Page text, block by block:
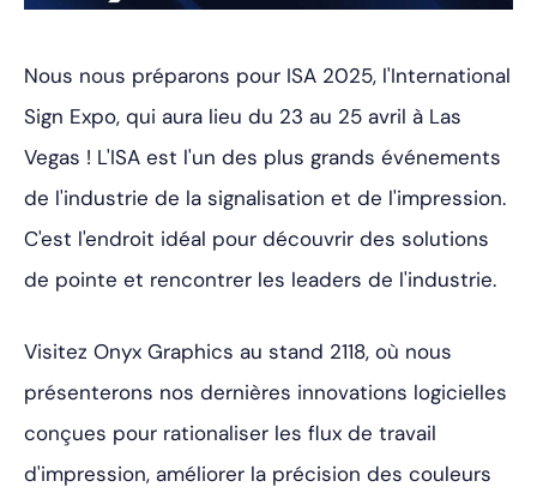
Nous nous préparons pour ISA 2025, l'International
Sign Expo, qui aura lieu du 23 au 25 avril à Las
Vegas ! L'ISA est l'un des plus grands événements
de l'industrie de la signalisation et de l'impression.
C'est l'endroit idéal pour découvrir des solutions
de pointe et rencontrer les leaders de l'industrie.
Visitez Onyx Graphics au stand 2118, où nous
présenterons nos dernières innovations logicielles
conçues pour rationaliser les flux de travail
d'impression, améliorer la précision des couleurs